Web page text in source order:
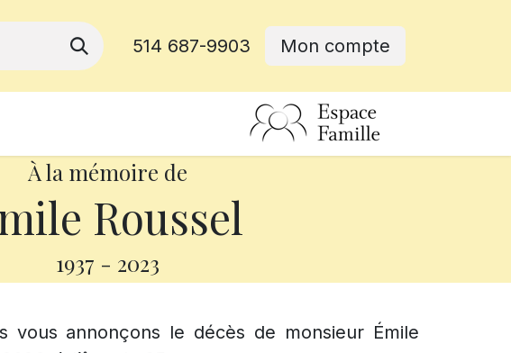
514 687-9903 Mon compte
À la mémoire de
Roussel
1937 - 2023
vous annonçons le décès de monsieur Émile